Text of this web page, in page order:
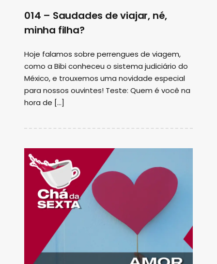
014 – Saudades de viajar, né,
minha filha?
Hoje falamos sobre perrengues de viagem,
como a Bibi conheceu o sistema judiciário do
México, e trouxemos uma novidade especial
para nossos ouvintes! Teste: Quem é você na
hora de […]